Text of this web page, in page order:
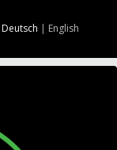
Deutsch | English